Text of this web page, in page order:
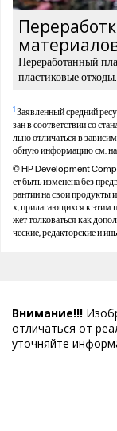
Переработанный
пластиковые отходы.
1 Заявленный средний
зан в соответствии со
льно отличаться в
обную информацию см.
© HP Development
ет быть изменена без
рантии на свои продукты
х, прилагающихся к этим
жет толковаться как
ческие, редакторские и
Внимание!!!
отличаться от
уточняйте